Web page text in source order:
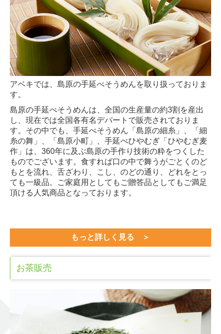
アベキでは、島原の手延べそうめんを取り扱っておりま
す。
島原の手延べそうめんは、全国の生産量の約3割を産出
し、現在では全国各有名デパートで販売されておりま
す。その中でも、手延べそうめん「島原の細糸」、「細
糸の舞」、「島原小町」、手延べひやむぎ「ひやむぎ⻨
作」は、360年に及ぶ島原の手作り技術の粋をつくした
ものでございます。食すれば口の中で舞うがごとくのど
もとを流れ、舌ざわり、こし、のどの通り、どれをとっ
ても一級品。ご家庭用としてもご贈答品としてもご満足
頂ける人気商品となっております。
もっと詳しく見る ＞
お茶販売